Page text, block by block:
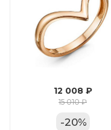
12 008 ₽
15 010 ₽
-20%
Вес драгметалла
Марка (бренд)
Дельта
Цвет золота
КРАС